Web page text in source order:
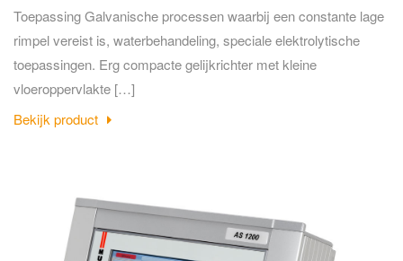
Toepassing Galvanische processen waarbij een constante lage
rimpel vereist is, waterbehandeling, speciale elektrolytische
toepassingen. Erg compacte gelijkrichter met kleine
vloeroppervlakte […]
Bekijk product